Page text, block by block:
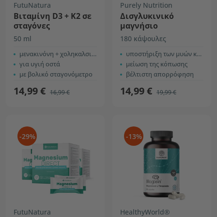
FutuNatura
Βιταμίνη D3 + K2 σε
σταγόνες
50 ml
μενακινόνη + χοληκαλσιφερόλη
για υγιή οστά
με βολικό σταγονόμετρο
14,99 € 16,99 €
Purely Nutrition
Δισγλυκινικό
μαγνήσιο
180 κάψουλες
υποστήριξη των μυών και του νευρικού συστήματος
μείωση της κόπωσης
βέλτιστη απορρόφηση
14,99 € 19,99 €
-29%
FutuNatura
-13%
HealthyWorld®